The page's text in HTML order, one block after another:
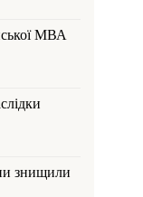
МВА
знищили